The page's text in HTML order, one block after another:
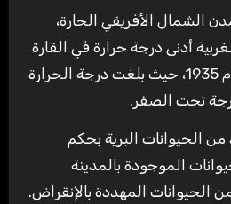
الشمال الأفريقي الحارة،
أدنى درجة حرارة في القارة
السمراء وذلك خلال عام 1935، حيث بلغت درجة الحرارة
الحيوانات البرية بحكم
الموجودة بالمدينة
الحيوانات المهددة بالإنقراض.